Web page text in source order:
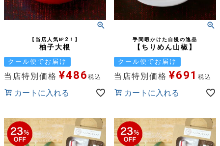
【当店人気№2！】
柚子大根
クール便でお届け
当店特別価格 ¥486 税込
カートに入れる
手間暇かけた自慢の逸品
【ちりめん山椒】
クール便でお届け
当店特別価格 ¥691 税込
カートに入れる